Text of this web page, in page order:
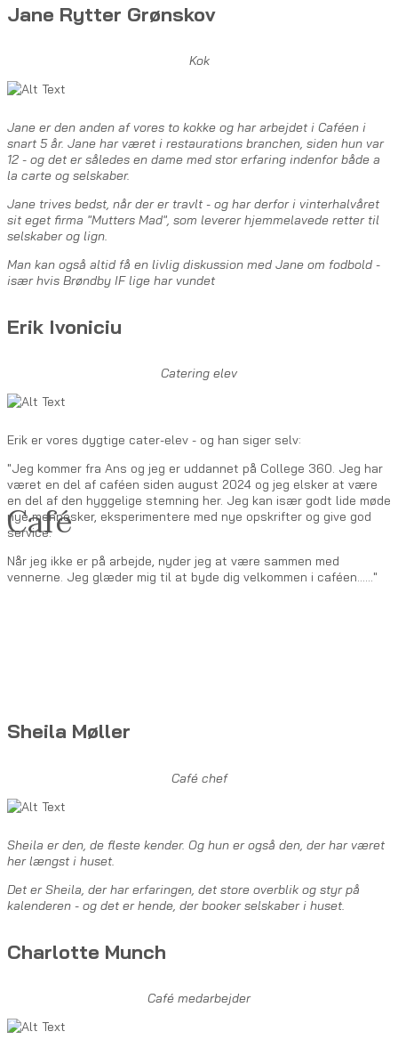
Jane Rytter Grønskov
Kok
Jane er den anden af vores to kokke og har arbejdet i Caféen i
snart 5 år. Jane har været i restaurations branchen, siden hun var
12 - og det er således en dame med stor erfaring indenfor både a
la carte og selskaber.
Jane trives bedst, når der er travlt - og har derfor i vinterhalvåret
sit eget firma "Mutters Mad", som leverer hjemmelavede retter til
selskaber og lign.
Man kan også altid få en livlig diskussion med Jane om fodbold -
især hvis Brøndby IF lige har vundet
Erik Ivoniciu
Catering elev
Erik er vores dygtige cater-elev - og han siger selv:
"Jeg kommer fra Ans og jeg er uddannet på College 360. Jeg har
været en del af caféen siden august 2024 og jeg elsker at være
en del af den hyggelige stemning her. Jeg kan især godt lide møde
nye mennesker, eksperimentere med nye opskrifter og give god
service.
Når jeg ikke er på arbejde, nyder jeg at være sammen med
vennerne. Jeg glæder mig til at byde dig velkommen i caféen......"
Café
Sheila Møller
Café chef
Sheila er den, de fleste kender. Og hun er også den, der har været
her længst i huset.
Det er Sheila, der har erfaringen, det store overblik og styr på
kalenderen - og det er hende, der booker selskaber i huset.
Charlotte Munch
Café medarbejder